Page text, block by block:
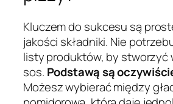
Kluczem do sukcesu są
jakości składniki. Nie
listy produktów, by stworzyć
sos. Podstawą są
Możesz wybierać między